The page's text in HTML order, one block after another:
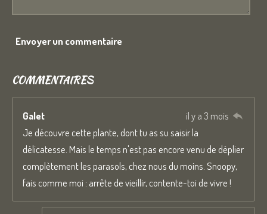
Envoyer un commentaire
COMMENTAIRES
Galet
il y a 3 mois
Je découvre cette plante, dont tu as su saisir la
délicatesse. Mais le temps n'est pas encore venu de déplier
complètement les parasols, chez nous du moins. Snoopy,
fais comme moi : arrête de vieillir, contente-toi de vivre !